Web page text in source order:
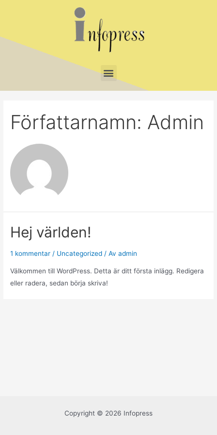
Författarnamn: Admin
Hej världen!
1 kommentar / Uncategorized / Av admin
Välkommen till WordPress. Detta är ditt första inlägg. Redigera
eller radera, sedan börja skriva!
Copyright © 2026 Infopress